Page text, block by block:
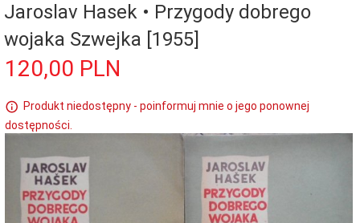
Jaroslav Hasek • Przygody dobrego
wojaka Szwejka [1955]
120,00 PLN
Produkt niedostępny - poinformuj mnie o jego ponownej
dostępności.